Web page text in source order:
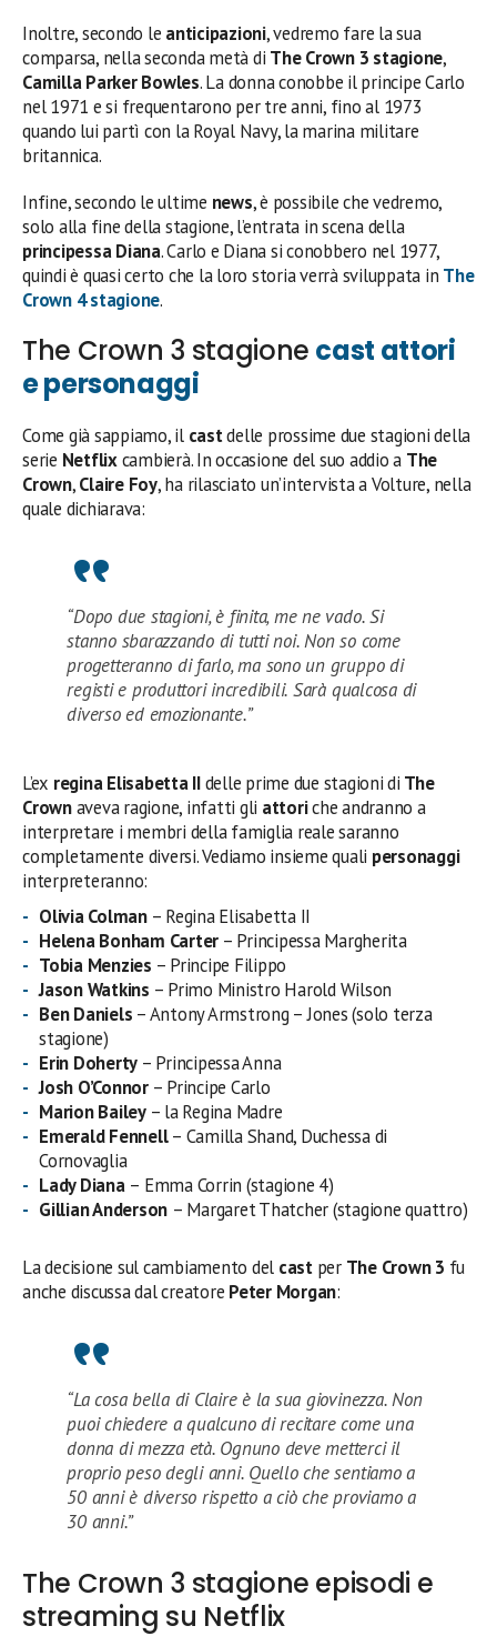
Inoltre, secondo le anticipazioni, vedremo fare la sua
comparsa, nella seconda metà di The Crown 3 stagione,
Camilla Parker Bowles. La donna conobbe il principe Carlo
nel 1971 e si frequentarono per tre anni, fino al 1973
quando lui partì con la Royal Navy, la marina militare
britannica.
Infine, secondo le ultime news, è possibile che vedremo,
solo alla fine della stagione, l’entrata in scena della
principessa Diana. Carlo e Diana si conobbero nel 1977,
quindi è quasi certo che la loro storia verrà sviluppata in The
Crown 4 stagione.
The Crown 3 stagione cast attori
e personaggi
Come già sappiamo, il castdelle prossime due stagioni della
serie Netflixcambierà. In occasione del suo addio a The
Crown,Claire Foy, ha rilasciato un’intervista a Volture, nella
quale dichiarava:
“Dopo due stagioni, è finita, me ne vado. Si
stanno sbarazzando di tutti noi. Non so come
progetteranno di farlo, ma sono un gruppo di
registi e produttori incredibili. Sarà qualcosa di
diverso ed emozionante.”
L’ex regina Elisabetta IIdelle prime due stagioni di The
Crownaveva ragione, infatti gli attoriche andranno a
interpretare i membri della famiglia reale saranno
completamente diversi. Vediamo insieme quali personaggi
interpreteranno:
Olivia Colman– Regina Elisabetta II
Helena Bonham Carter – Principessa Margherita
Tobia Menzies – Principe Filippo
Jason Watkins – Primo Ministro Harold Wilson
Ben Daniels – Antony Armstrong – Jones (solo terza
stagione)
Erin Doherty – Principessa Anna
Josh O’Connor– Principe Carlo
Marion Bailey– la Regina Madre
Emerald Fennell– Camilla Shand, Duchessa di
Cornovaglia
Lady Diana – Emma Corrin (stagione 4)
Gillian Anderson – Margaret Thatcher (stagione quattro)
La decisione sul cambiamento del castper The Crown 3 fu
anche discussa dal creatore Peter Morgan:
“La cosa bella di Claire è la sua giovinezza. Non
puoi chiedere a qualcuno di recitare come una
donna di mezza età. Ognuno deve metterci il
proprio peso degli anni. Quello che sentiamo a
50 anni è diverso rispetto a ciò che proviamo a
30 anni.”
The Crown 3 stagione episodi e
streaming su Netflix